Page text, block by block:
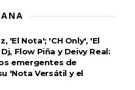
'El Nota'; 'CH Only', 'El
Flow Piña y Deivy Real:
emergentes de
'Nota Versátil y el